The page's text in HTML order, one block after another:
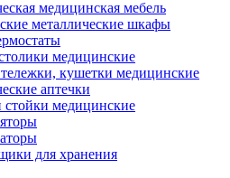
медицинская мебель
металлические шкафы
медицинские
кушетки медицинские
аптечки
медицинские
для хранения